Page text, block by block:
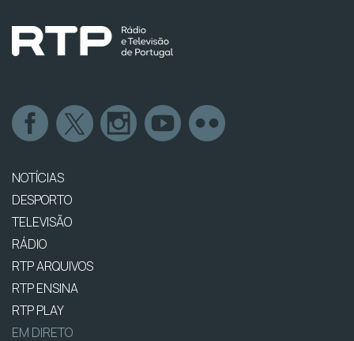
NOTÍCIAS
DESPORTO
TELEVISÃO
RÁDIO
RTP ARQUIVOS
RTP ENSINA
RTP PLAY
EM DIRETO